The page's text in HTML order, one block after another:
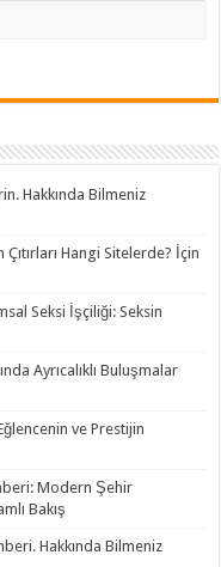
Hakkında Bilmeniz
Hangi Sitelerde? İçin
Seksi İşçiliği: Seksin
Ayrıcalıklı Buluşmalar
ve Prestijin
Modern Şehir
Bakış
Hakkında Bilmeniz